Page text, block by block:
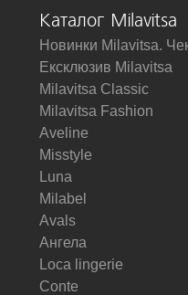
Каталог Milavitsa
Новинки Milavitsa.
Ексклюзив Milavitsa
Milavitsa Classic
Milavitsa Fashion
Aveline
Misstyle
Luna
Milabel
Avals
Ангела
Loca lingerie
Conte